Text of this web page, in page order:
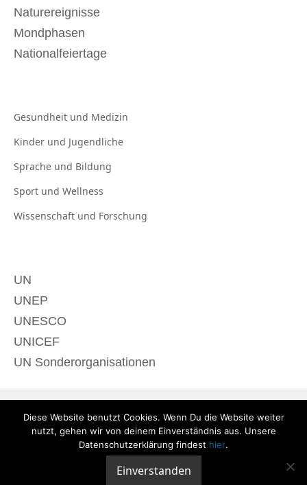
Naturereignisse
Mondphasen
Nationalfeiertage
Gesundheit und Medizin
Kinder und Jugendliche
Sprache und Bildung
Sport und Wellness
Wissenschaft und Forschung
UN
UNEP
UNESCO
UNICEF
UN Sonderorganisationen
Diese Website benutzt Cookies. Wenn Du die Website weiter
nutzt, gehen wir von deinem Einverständnis aus. Unsere
Datenschutzerklärung findest hier.
Einverstanden